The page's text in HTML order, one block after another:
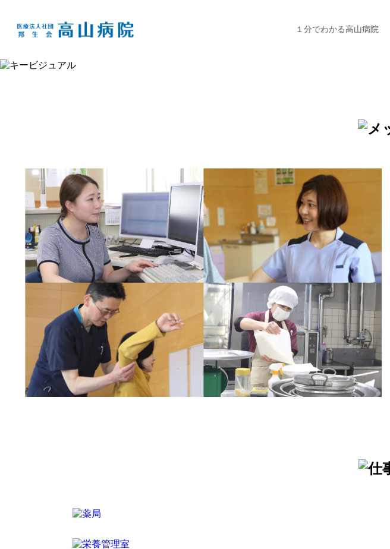
１分でわかる高山病院